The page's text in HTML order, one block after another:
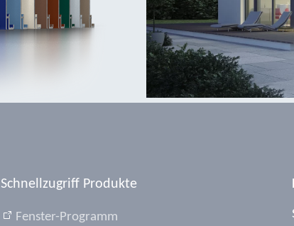
Schnellzugriff Produkte
Fenster-Programm